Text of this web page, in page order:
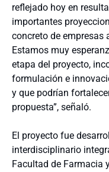
reflejado hoy en
importantes
concreto de empresas
Estamos muy
etapa del proyecto,
formulación e
y que podrían
propuesta”, señaló.
El proyecto fue
interdisciplinario
Facultad de Farmacia